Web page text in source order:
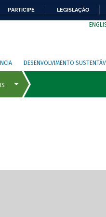
PARTICIPE LEGISLAÇÃO
DESENVOLVIMENTO
de